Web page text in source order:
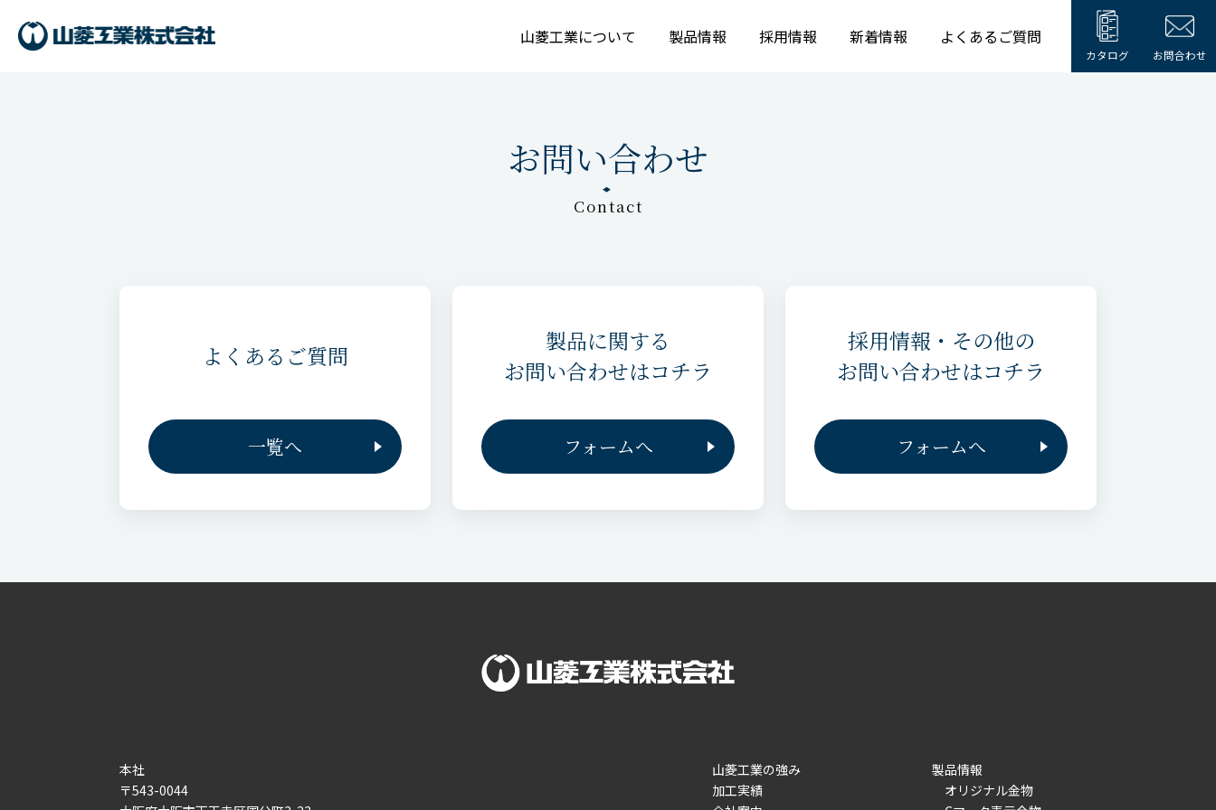
山菱工業について 製品情報 採用情報 新着情報 よくあるご質問
カタログ お問合わせ
お問い合わせ
Contact
よくあるご質問
一覧へ
製品に関する
お問い合わせはコチラ
フォームへ
採用情報・その他の
お問い合わせはコチラ
フォームへ
本社
〒543-0044
山菱工業の強み
加工実績
製品情報
オリジナル金物